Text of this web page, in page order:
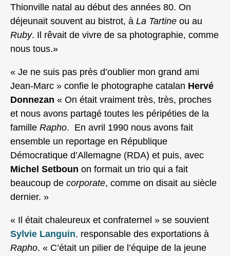
Thionville natal au début des années 80. On
déjeunait souvent au bistrot, à La Tartine ou au
Ruby. Il rêvait de vivre de sa photographie, comme
nous tous.»
« Je ne suis pas près d’oublier mon grand ami
Jean-Marc » confie le photographe catalan Hervé
Donnezan « On était vraiment très, très, proches
et nous avons partagé toutes les péripéties de la
famille Rapho. En avril 1990 nous avons fait
ensemble un reportage en République
Démocratique d’Allemagne (RDA) et puis, avec
Michel Setboun on formait un trio qui a fait
beaucoup de corporate, comme on disait au siècle
dernier. »
« Il était chaleureux et confraternel » se souvient
Sylvie Languin, responsable des exportations à
Rapho. « C’était un pilier de l’équipe de la jeune